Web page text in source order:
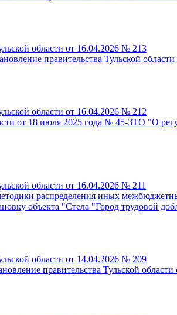
области от 16.04.2026 № 213
правительства Тульской
области от 16.04.2026 № 212
от 18 июля 2025 года № 45-ЗТО "О
области от 16.04.2026 № 211
распределения иных
объекта "Стела "Город трудовой
области от 14.04.2026 № 209
правительства Тульской